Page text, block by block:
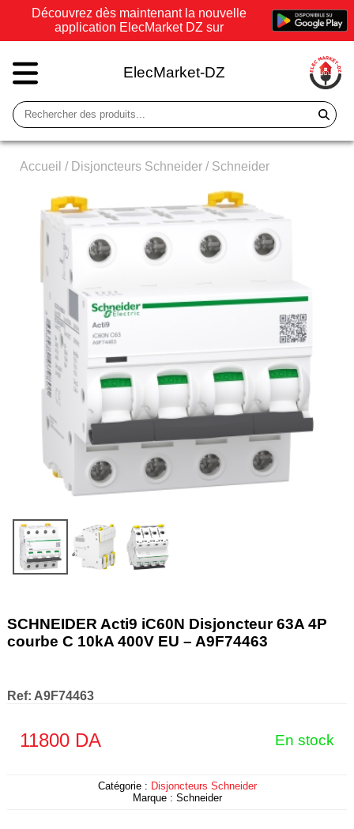
Découvrez dès maintenant la nouvelle
application ElecMarket DZ sur
ElecMarket-DZ
Accueil / Disjoncteurs Schneider/ Schneider
SCHNEIDER Acti9 iC60N Disjoncteur 63A 4P
courbe C 10kA 400V EU – A9F74463
Ref: A9F74463
11800DA En stock
Catégorie : Disjoncteurs Schneider
Marque : Schneider